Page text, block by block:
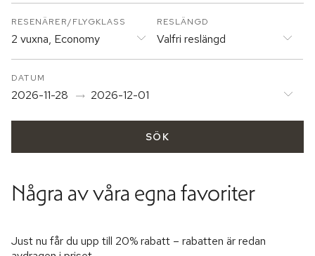
RESLÄNGD
Valfri reslängd
DATUM
2026-11-28 2026-12-01
RESENÄRER/FLYGKLASS
2 vuxna, Economy
SÖK
Några av våra egna favoriter
Just nu får du upp till 20% rabatt – rabatten är redan